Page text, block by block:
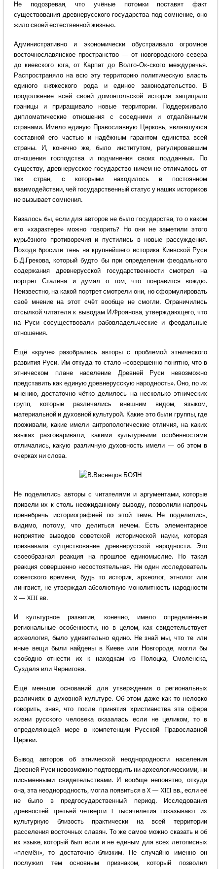
Не подозревая, что учёные потомки поставят факт
существования древнерусского государства под сомнение, оно
жило своей естественной жизнью.
Административно и экономически обустраивало огромное
восточнославянское пространство — от новгородского севера
до киевского юга, от Карпат до Волго-Ок-ского междуречья.
Распространяло на всю эту территорию политическую власть
единого княжеского рода и единое законодательство. В
продолжение всей своей домонгольской истории защищало
границы и приращивало новые территории. Поддерживало
дипломатические отношения с соседними и отдалёнными
странами. Имело единую Православную Церковь, являвшуюся
составной его частью и надёжным гарантом единства всей
страны. И, конечно же, было институтом, регулировавшим
отношения господства и подчинения своих подданных. По
существу, древнерусское государство ничем не отличалось от
тех стран, с которыми находилось в постоянном
взаимодействии, чей государственный статус у наших историков
не вызывает сомнения.
Казалось бы, если для авторов не было государства, то о каком
его «характере» можно говорить? Но они не заметили этого
курьёзного противоречия и пустились в новые рассуждения.
Походя бросили тень на крупнейшего историка Киевской Руси
Б.Д.Грекова, который будто бы при определении феодального
содержания древнерусской государственности смотрел на
портрет Сталина и думал о том, что понравится вождю.
Неизвестно, на какой портрет смотрели они, но сформулировать
своё мнение на этот счёт вообще не смогли. Ограничились
отсылкой читателя к выводам И.Фроянова, утверждающего, что
на Руси сосуществовали рабовладельческие и феодальные
отношения.
Ещё «круче» разобрались авторы с проблемой этнического
развития Руси. Им откуда-то стало «совершенно понятно, что в
этническом плане население Древней Руси невозможно
представить как единую древнерусскую народность». Оно, по их
мнению, достаточно чётко делилось на несколько этнических
групп, которые различались внешним видом, языком,
материальной и духовной культурой. Какие это были группы, где
проживали, какие имели антропологические отличия, на каких
языках разговаривали, какими культурными особенностями
отличались, какую различную духовность имели — об этом в
очерках ни слова.
Не поделились авторы с читателями и аргументами, которые
привели их к столь неожиданному выводу, позволили напрочь
пренебречь историографией по этой теме. Не поделились,
видимо, потому, что делиться нечем. Есть элементарное
неприятие выводов советской исторической науки, которая
признавала существование древнерусской народности. Это
своеобразная реакция на прошлое единомыслие. Но такая
реакция совершенно несостоятельная. Ни один исследователь
советского времени, будь то историк, археолог, этнолог или
лингвист, не утверждал абсолютную монолитность народности
X — XIII вв.
И культурное развитие, конечно, имело определённые
региональные особенности, но в целом, как свидетельствует
археология, было удивительно едино. Не знай мы, что те или
иные вещи были найдены в Киеве или Новгороде, могли бы
свободно отнести их к находкам из Полоцка, Смоленска,
Суздаля или Чернигова.
Ещё меньше оснований для утверждения о региональных
различиях в духовной культуре. Об этом даже как-то неловко
говорить, зная, что после принятия христианства эта сфера
жизни русского человека оказалась если не целиком, то в
определяющей мере в компетенции Русской Православной
Церкви.
Вывод авторов об этнической неоднородности населения
Древней Руси невозможно подтвердить ни археологическими, ни
письменными свидетельствами. И вообще непонятно, откуда
она, эта неоднородность, могла появиться в X — XIII вв., если её
не было в предгосударственный период. Исследования
древностей третьей четверти I тысячелетия показывают их
культурную близость практически на всей территории
расселения восточных славян. То же самое можно сказать и об
их языке, который был если и не единым для всех летописных
«племён», то достаточно близким. Не случайно именно он
послужил тем основным признаком, который позволил